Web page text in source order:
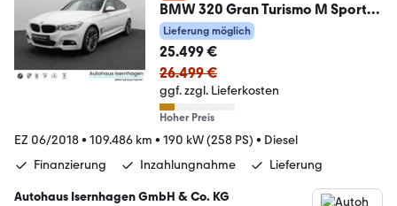
BMW 320 Gran Turismo M Sport
Kamera Alarm HUD 19Zoll
Lieferung möglich
25.499 €
26.499 €
ggf. zzgl. Lieferkosten
Hoher Preis
EZ 06/2018• 109.486 km • 190 kW (258 PS) • Diesel
Finanzierung
Inzahlungnahme Lieferung
Autohaus Isernhagen GmbH & Co. KG